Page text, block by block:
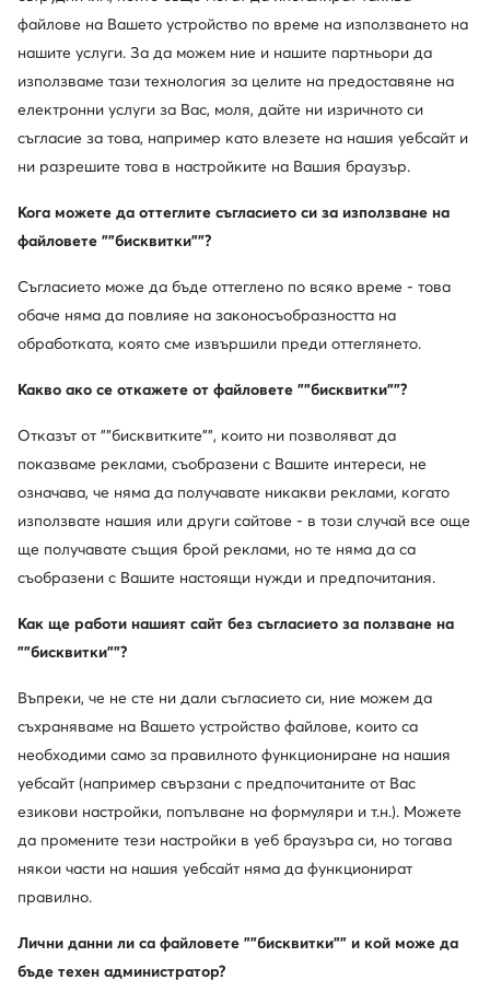
още 25% Код: SUMMER
Rieker
Сандали · Син
-40%
Remonte
Сандали · Син
Редовна цена92,03 €-40%
още 10% Код: SUMMER
Промоция
Сандали · Син
Актуална цена
35,99€
Най-ниска цена40,99 €-12%
още 15% Код: SUMMER
-20%
Сандали · Син
Най-ниска цена69,99 € -20%
файлове на Вашето устройство по време на използването на
нашите услуги. За да можем ние и нашите партньори да
използваме тази технология за целите на предоставяне на
електронни услуги за Вас, моля, дайте ни изричното си
съгласие за това, например като влезете на нашия уебсайт и
ни разрешите това в настройките на Вашия браузър.
Кога можете да оттеглите съгласието си за използване на
файловете ""бисквитки""?
Съгласието може да бъде оттеглено по всяко време - това
обаче няма да повлияе на законосъобразността на
обработката, която сме извършили преди оттеглянето.
Какво ако се откажете от файловете ""бисквитки""?
Отказът от ""бисквитките"", които ни позволяват да
показваме реклами, съобразени с Вашите интереси, не
означава, че няма да получавате никакви реклами, когато
използвате нашия или други сайтове - в този случай все още
ще получавате същия брой реклами, но те няма да са
съобразени с Вашите настоящи нужди и предпочитания.
Как ще работи нашият сайт без съгласието за ползване на
""бисквитки""?
Въпреки, че не сте ни дали съгласието си, ние можем да
съхраняваме на Вашето устройство файлове, които са
необходими само за правилното функциониране на нашия
уебсайт (например свързани с предпочитаните от Вас
езикови настройки, попълване на формуляри и т.н.). Можете
да промените тези настройки в уеб браузъра си, но тогава
някои части на нашия уебсайт няма да функционират
правилно.
Лични данни ли са файловете ""бисквитки"" и кой може да
бъде техен администратор?